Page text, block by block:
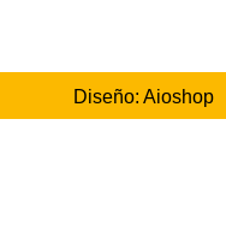
Diseño: Aioshop